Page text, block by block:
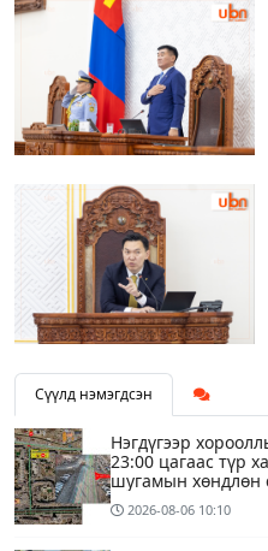
Сүүлд нэмэгдсэн
Нэгдүгээр
23:00 цагаас түр
шугамын хөндлөн
2026-08-06 10:10